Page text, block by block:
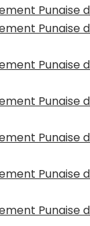
Punaise
Punaise
Punaise
Punaise
Punaise
Punaise
Punaise